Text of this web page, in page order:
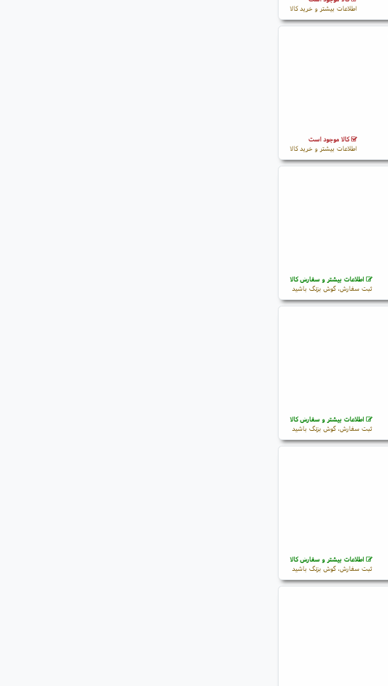
اطلاعات بیشتر و خرید کالا
کالا موجود است
اطلاعات بیشتر و خرید کالا
اطلاعات بیشتر و سفارش کالا
ثبت سفارش، گوش بزنگ باشید
اطلاعات بیشتر و سفارش کالا
ثبت سفارش، گوش بزنگ باشید
اطلاعات بیشتر و سفارش کالا
ثبت سفارش، گوش بزنگ باشید